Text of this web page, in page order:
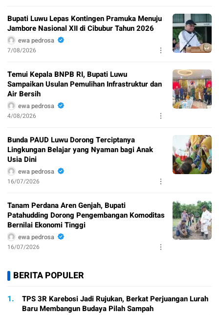
Bupati Luwu Lepas Kontingen Pramuka Menuju
Jambore Nasional XII di Cibubur Tahun 2026
ewa pedrosa
7/08/2026
Temui Kepala BNPB RI, Bupati Luwu
Sampaikan Usulan Pemulihan Infrastruktur dan
Air Bersih
ewa pedrosa
4/08/2026
Bunda PAUD Luwu Dorong Terciptanya
Lingkungan Belajar yang Nyaman bagi Anak
Usia Dini
ewa pedrosa
16/07/2026
Tanam Perdana Aren Genjah, Bupati
Patahudding Dorong Pengembangan Komoditas
Bernilai Ekonomi Tinggi
ewa pedrosa
16/07/2026
BERITA POPULER
1.
TPS 3R Karebosi Jadi Rujukan, Berkat Perjuangan Lurah
Baru Membangun Budaya Pilah Sampah